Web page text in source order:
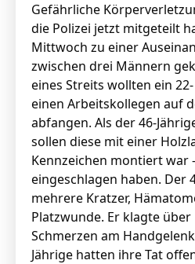
Gefährliche
die Polizei jetzt mitgeteilt
Mittwoch zu einer
zwischen drei Männern
eines Streits wollten ein
einen Arbeitskollegen auf
abfangen. Als der 46-
sollen diese mit einer
Kennzeichen montiert war
eingeschlagen haben. Der
mehrere Kratzer,
Platzwunde. Er klagte
Schmerzen am
Jährige hatten ihre Tat